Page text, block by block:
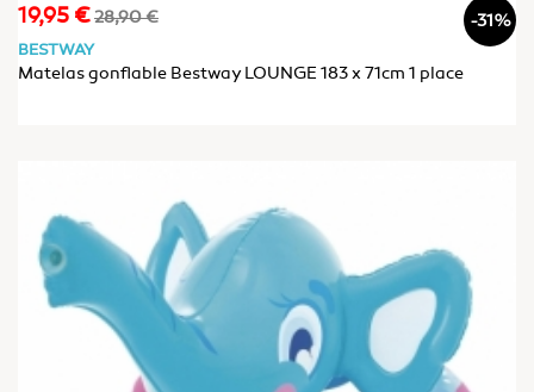
Prix
19,95 €Prix
28,90 € -31%
BESTWAY
Matelas gonflable Bestway LOUNGE 183 x 71cm 1 place